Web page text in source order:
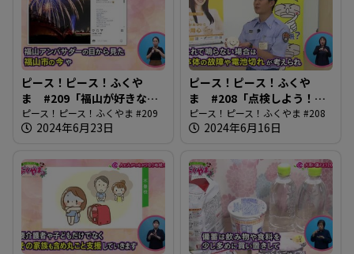
ピース！ピース！ふくや
ま #209「福山が好きなら
誰でも 福山アンバサダー」
ピース！ピース！ふくやま #209
2024年6月23日
ピース！ピース！ふくや
ま #208「点検しよう！住
宅用火災報知器」
ピース！ピース！ふくやま #208
2024年6月16日